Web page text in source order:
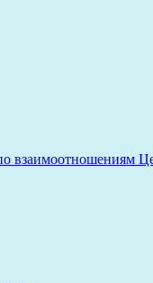
взаимоотношениям